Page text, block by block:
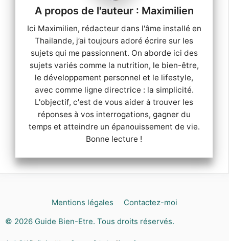
Maximilien
Ici Maximilien, rédacteur dans l'âme installé en
Thailande, j’ai toujours adoré écrire sur les
sujets qui me passionnent. On aborde ici des
sujets variés comme la nutrition, le bien-être,
le développement personnel et le lifestyle,
avec comme ligne directrice : la simplicité.
L'objectif, c'est de vous aider à trouver les
réponses à vos interrogations, gagner du
temps et atteindre un épanouissement de vie.
Bonne lecture !
Mentions légales
Contactez-moi
© 2026 Guide Bien-Etre. Tous droits réservés.